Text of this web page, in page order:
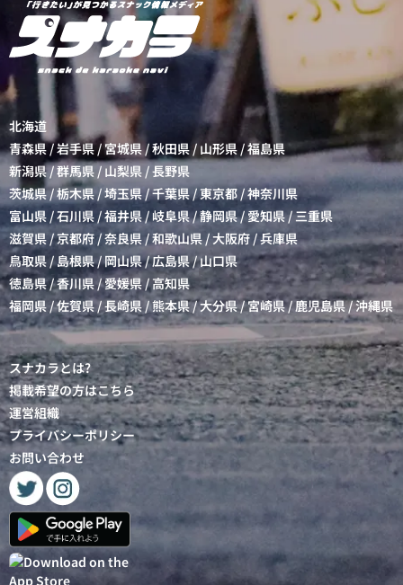
北海道
青森県/岩手県/宮城県/秋田県 / 山形県/福島県
新潟県/群馬県 / 山梨県 /長野県
茨城県 /栃木県/埼玉県/千葉県/東京都 /神奈川県
富山県 /石川県 /福井県/岐阜県/静岡県/愛知県/三重県
滋賀県/京都府/奈良県 /和歌山県/大阪府 /兵庫県
鳥取県 / 島根県/岡山県/広島県/山口県
徳島県/香川県/愛媛県 /高知県
福岡県 /佐賀県 /長崎県/熊本県/大分県/宮崎県/鹿児島県/沖縄県
スナカラとは?
掲載希望の方はこちら
運営組織
プライバシーポリシー
お問い合わせ